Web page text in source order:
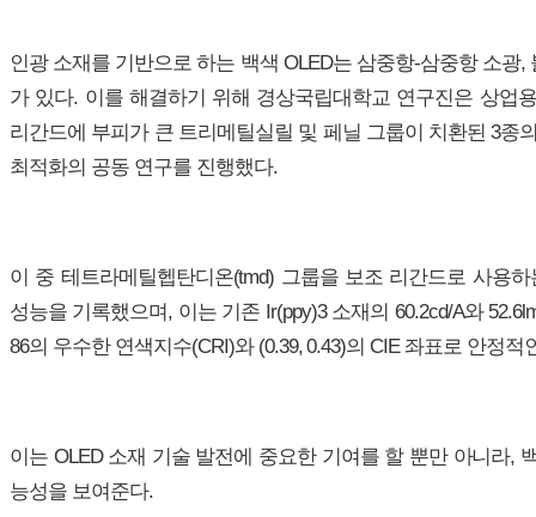
인광 소재를 기반으로 하는 백색 OLED는 삼중항-삼중항 소
가 있다. 이를 해결하기 위해 경상국립대학교 연구진은 상업
리간드에 부피가 큰 트리메틸실릴 및 페닐 그룹이 치환된 3종
최적화의 공동 연구를 진행했다.
이 중 테트라메틸헵탄디온(tmd) 그룹을 보조 리간드로 사용
성능을 기록했으며, 이는 기존 Ir(ppy)3 소재의 60.2cd/A와
86의 우수한 연색지수(CRI)와 (0.39, 0.43)의 CIE 좌표로 안정
이는 OLED 소재 기술 발전에 중요한 기여를 할 뿐만 아니라,
능성을 보여준다.